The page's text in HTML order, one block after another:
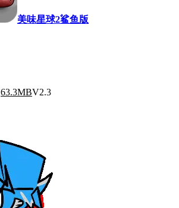
美味星球2鲨鱼版
63.3MBV2.3